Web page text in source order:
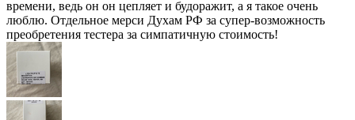
времени, ведь он он цепляет и будоражит, а я такое очень
люблю. Отдельное мерси Духам РФ за супер-возможность
преобретения тестера за симпатичную стоимость!